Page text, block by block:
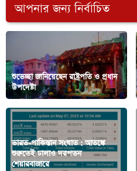
আপনার জন্য নির্বাচিত
শুভেচ্ছা জানিয়েছেন রাষ্ট্রপতি ও প্রধান
উপদেষ্টা
ভারত-পাকিস্তান সংঘাত : আতঙ্কে
শুরুতেই ঢালাও দরপতন
শেয়ারবাজারে